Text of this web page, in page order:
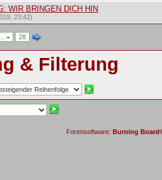
WIR BRINGEN DICH HIN
23:42)
28
& Filterung
Forensoftware: Burning